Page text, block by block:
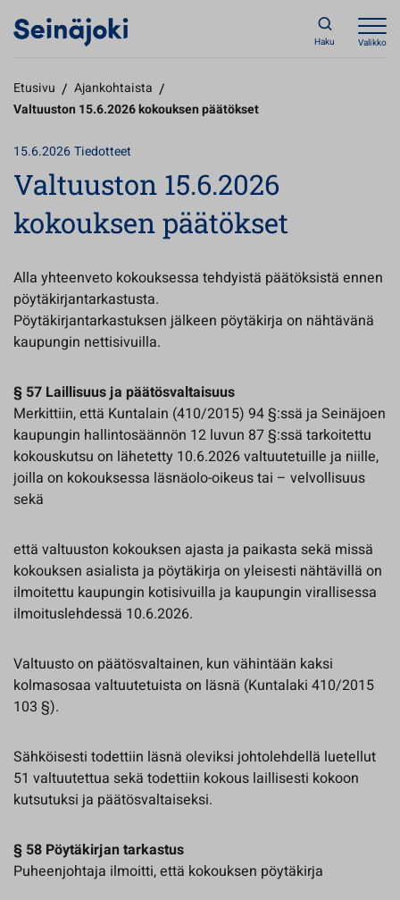
Haku Valikko
Etusivu / Ajankohtaista /
Valtuuston 15.6.2026 kokouksen päätökset
15.6.2026Tiedotteet
Valtuuston 15.6.2026
kokouksen päätökset
Alla yhteenveto kokouksessa tehdyistä päätöksistä ennen
pöytäkirjantarkastusta.
Pöytäkirjantarkastuksen jälkeen pöytäkirja on nähtävänä
kaupungin nettisivuilla.
§ 57 Laillisuus ja päätösvaltaisuus
Merkittiin, että Kuntalain (410/2015) 94 §:ssä ja Seinäjoen
kaupungin hallintosäännön 12 luvun 87 §:ssä tarkoitettu
kokouskutsu on lähetetty 10.6.2026 valtuutetuille ja niille,
joilla on kokouksessa läsnäolo-oikeus tai – velvollisuus
sekä
että valtuuston kokouksen ajasta ja paikasta sekä missä
kokouksen asialista ja pöytäkirja on yleisesti nähtävillä on
ilmoitettu kaupungin kotisivuilla ja kaupungin virallisessa
ilmoituslehdessä 10.6.2026.
Valtuusto on päätösvaltainen, kun vähintään kaksi
kolmasosaa valtuutetuista on läsnä (Kuntalaki 410/2015
103 §).
Sähköisesti todettiin läsnä oleviksi johtolehdellä luetellut
51 valtuutettua sekä todettiin kokous laillisesti kokoon
kutsutuksi ja päätösvaltaiseksi.
§ 58 Pöytäkirjan tarkastus
Puheenjohtaja ilmoitti, että kokouksen pöytäkirja